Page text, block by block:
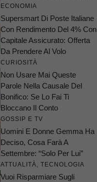
ECONOMIA
Supersmart Di Poste Italiane
Con Rendimento Del 4% Con
Capitale Assicurato: Offerta
Da Prendere Al Volo
CURIOSITÀ
Non Usare Mai Queste
Parole Nella Causale Del
Bonifico: Se Lo Fai Ti
Bloccano Il Conto
GOSSIP E TV
Uomini E Donne Gemma Ha
Deciso, Cosa Farà A
Settembre: “Solo Per Lui”
ATTUALITÀ, TECNOLOGIA
Vuoi Risparmiare Sugli